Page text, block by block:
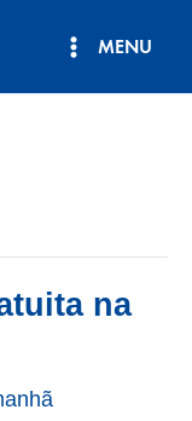
MENU
na